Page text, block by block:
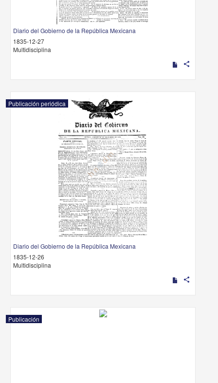
Diario del Gobierno de la República Mexicana
1835-12-27
Multidisciplina
share
Publicación periódica
Diario del Gobierno de la República Mexicana
1835-12-26
Multidisciplina
share
Publicación